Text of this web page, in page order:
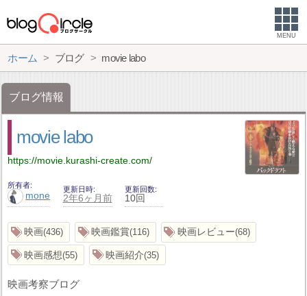
MENU
ホーム ブログ movie labo
ブログ情報
movie labo
https://movie.kurashi-create.com/
所有者
mone
更新日時
2年6ヶ月前
更新回数
10回
映画 436 映画鑑賞 116 映画レビュー 68
映画感想 55 映画紹介 35
映画考察ブログ